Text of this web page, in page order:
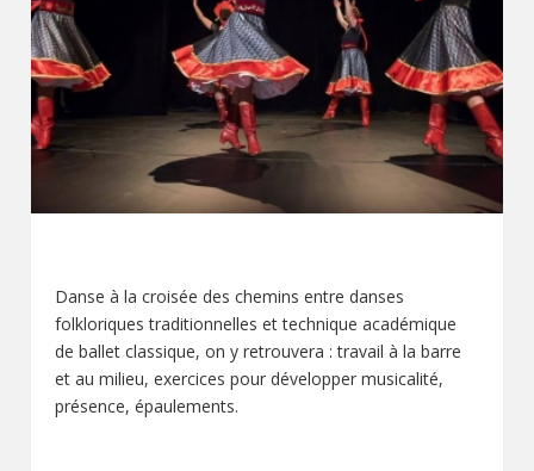
Danse à la croisée des chemins entre danses
folkloriques traditionnelles et technique académique
de ballet classique, on y retrouvera : travail à la barre
et au milieu, exercices pour développer musicalité,
présence, épaulements.